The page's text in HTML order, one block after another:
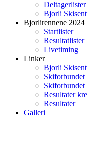
Bjorli
Bjorlirennene 2024
Startlister
Resultatlister
Livetiming
Linker
Bjorli
Skiforbundet
Resultater
Resultater
Galleri